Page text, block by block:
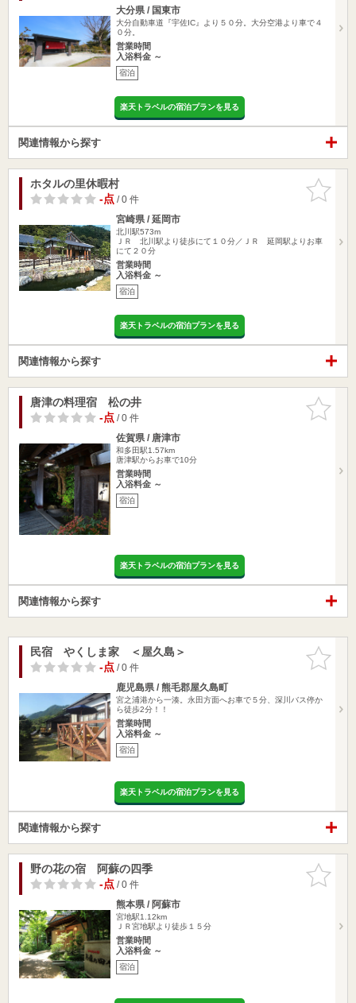
大分県 / 国東市
大分自動車道『宇佐IC』より５０分。大分空港より車で４
０分。
営業時間
入浴料金 ～
宿泊
楽天トラベルの宿泊プランを見る
関連情報から探す
お気に入
りに追加
ホタルの里休暇村
-点/ 0 件
宮崎県 / 延岡市
北川駅573m
ＪＲ 北川駅より徒歩にて１０分／ＪＲ 延岡駅よりお車
にて２０分
営業時間
入浴料金 ～
宿泊
楽天トラベルの宿泊プランを見る
関連情報から探す
お気に入
りに追加
唐津の料理宿 松の井
-点/ 0 件
佐賀県 / 唐津市
和多田駅1.57km
唐津駅からお車で10分
営業時間
入浴料金 ～
宿泊
楽天トラベルの宿泊プランを見る
関連情報から探す
お気に入
りに追加
民宿 やくしま家 ＜屋久島＞
-点/ 0 件
鹿児島県 / 熊毛郡屋久島町
宮之浦港から一湊。永田方面へお車で５分、深川バス停か
ら徒歩2分！！
営業時間
入浴料金 ～
宿泊
楽天トラベルの宿泊プランを見る
関連情報から探す
お気に入
りに追加
野の花の宿 阿蘇の四季
-点/ 0 件
熊本県 / 阿蘇市
宮地駅1.12km
ＪＲ宮地駅より徒歩１５分
営業時間
入浴料金 ～
宿泊